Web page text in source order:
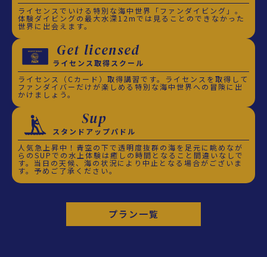
ライセンスでいける特別な海中世界「ファンダイビング」。
体験ダイビングの最大水深12mでは見ることのできなかった
世界に出会えます。
Get licensed
ライセンス取得スクール
ライセンス（Cカード）取得講習です。ライセンスを取得して
ファンダイバーだけが楽しめる特別な海中世界への冒険に出
かけましょう。
Sup
スタンドアップパドル
人気急上昇中！青空の下で透明度抜群の海を足元に眺めなが
らのSUPでの水上体験は癒しの時間となること間違いなしで
す。当日の天候、海の状況により中止となる場合がございま
す。予めご了承ください。
プラン一覧